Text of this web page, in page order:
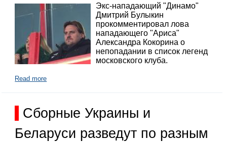
Экс-нападающий "Динамо"
Дмитрий Булыкин
прокомментировал лова
нападающего "Ариса"
Александра Кокорина о
непопадании в список легенд
московского клуба.
Read more
Сборные Украины и
Беларуси разведут по разным